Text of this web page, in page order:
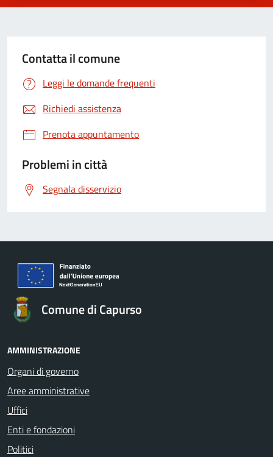
Contatta il comune
Leggi le domande frequenti
Richiedi assistenza
Prenota appuntamento
Problemi in città
Segnala disservizio
Comune di Capurso
AMMINISTRAZIONE
Organi di governo
Aree amministrative
Uffici
Enti e fondazioni
Politici